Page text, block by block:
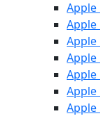
Apple
Apple
Apple
Apple
Apple
Apple
Apple